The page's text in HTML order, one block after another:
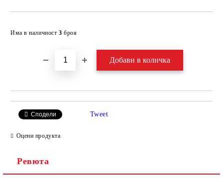
Има в наличност 3 броя
Сподели Tweet
Оцени продукта
Ревюта